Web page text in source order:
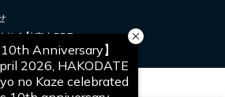
款会社案内PDF